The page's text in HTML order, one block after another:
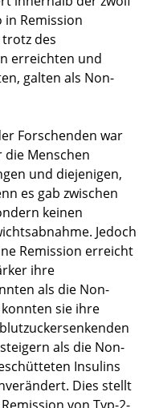
Remission
des
erreichten und
galten als Non-
Forschenden war
Menschen
und diejenigen,
es gab zwischen
keinen
Jedoch
Remission erreicht
ihre
als die Non-
sie ihre
als die Non-
Insulins
Dies stellt